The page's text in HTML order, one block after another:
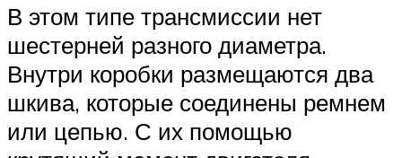
В этом типе трансмиссии нет
шестерней разного диаметра.
Внутри коробки размещаются два
шкива, которые соединены ремнем
или цепью. С их помощью